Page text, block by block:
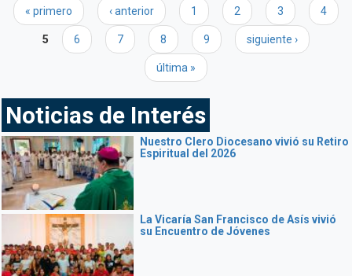
Páginas
« primero ‹ anterior 1 2 3 4
5 6 7 8 9 siguiente ›
última »
Noticias de Interés
Nuestro Clero Diocesano vivió su Retiro
Espiritual del 2026
La Vicaría San Francisco de Asís vivió
su Encuentro de Jóvenes